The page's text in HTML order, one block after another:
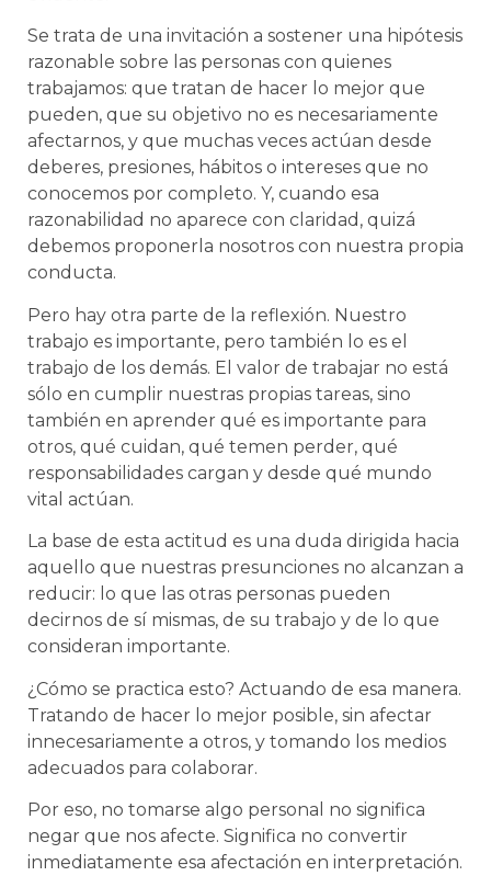
Se trata de una invitación a sostener una hipótesis
razonable sobre las personas con quienes
trabajamos: que tratan de hacer lo mejor que
pueden, que su objetivo no es necesariamente
afectarnos, y que muchas veces actúan desde
deberes, presiones, hábitos o intereses que no
conocemos por completo. Y, cuando esa
razonabilidad no aparece con claridad, quizá
debemos proponerla nosotros con nuestra propia
conducta.
Pero hay otra parte de la reflexión. Nuestro
trabajo es importante, pero también lo es el
trabajo de los demás. El valor de trabajar no está
sólo en cumplir nuestras propias tareas, sino
también en aprender qué es importante para
otros, qué cuidan, qué temen perder, qué
responsabilidades cargan y desde qué mundo
vital actúan.
La base de esta actitud es una duda dirigida hacia
aquello que nuestras presunciones no alcanzan a
reducir: lo que las otras personas pueden
decirnos de sí mismas, de su trabajo y de lo que
consideran importante.
¿Cómo se practica esto? Actuando de esa manera.
Tratando de hacer lo mejor posible, sin afectar
innecesariamente a otros, y tomando los medios
adecuados para colaborar.
Por eso, no tomarse algo personal no significa
negar que nos afecte. Significa no convertir
inmediatamente esa afectación en interpretación.